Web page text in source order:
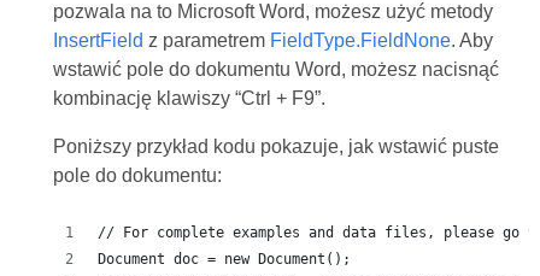
pozwala na to Microsoft Word, możesz użyć metody
InsertField z parametrem FieldType.FieldNone. Aby
wstawić pole do dokumentu Word, możesz nacisnąć
kombinację klawiszy “Ctrl + F9”.
Poniższy przykład kodu pokazuje, jak wstawić puste
pole do dokumentu:
// For complete examples and data files, please go
Document doc = new Document();